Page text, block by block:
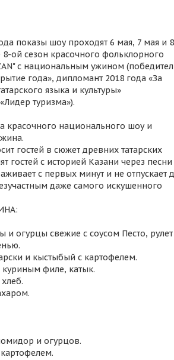
показы шоу проходят 6 мая, 7 мая и
ой сезон красочного фольклорного
с национальным ужином
года», дипломант 2018 года «За
языка и культуры»
туризма»).
красочного национального шоу и
гостей в сюжет древних татарских
гостей с историей Казани через песни
с первых минут и не отпускает
даже самого искушенного
огурцы свежие с соусом Песто, рулет
и кыстыбый с картофелем.
филе, катык.
и огурцов.